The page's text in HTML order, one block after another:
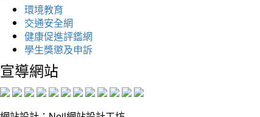
環境教育
交通安全網
健康促進評鑑網
學生獎懲及申訴
宣導網站